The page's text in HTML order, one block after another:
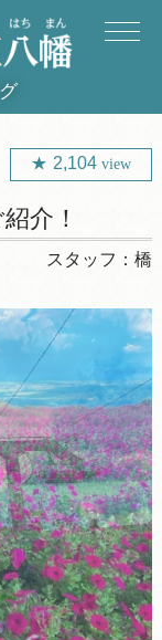
2,104view
介！
スタッフ：橋